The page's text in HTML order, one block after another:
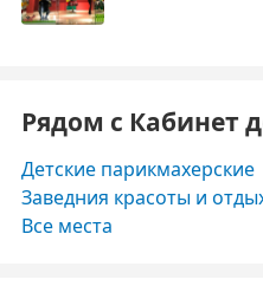
Рядом с Кабинет
Детские парикмахерские
Заведния красоты и
Все места